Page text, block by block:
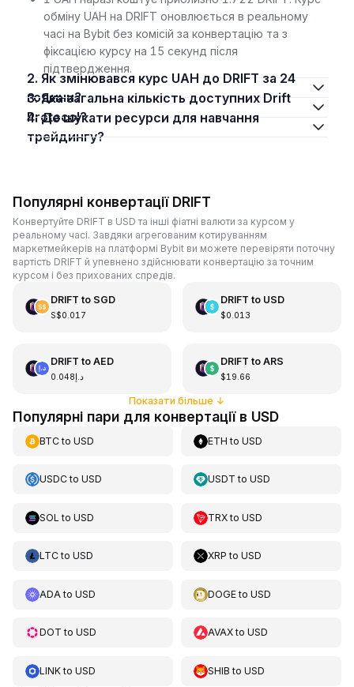
обміну UAH на DRIFT оновлюється в реальному
часі на Bybit без комісій за конвертацію та з
фіксацією курсу на 15 секунд після
підтвердження.
2. Як змінювався курс UAH до DRIFT за 24
години?
3. Яка загальна кількість доступних Drift
Protocol?
4. Де шукати ресурси для навчання
трейдингу?
Популярні конвертації DRIFT
Конвертуйте DRIFT в USD та інші фіатні валюти за курсом у
реальному часі. Завдяки агрегованим котируванням
маркетмейкерів на платформі Bybit ви можете перевіряти поточну
вартість DRIFT й упевнено здійснювати конвертацію за точним
курсом і без прихованих спредів.
DRIFT to SGD
S$0.017
DRIFT to USD
$0.013
DRIFT to AED
د.إ0.048
DRIFT to ARS
$19.66
Показати більше ↓
Популярні пари для конвертації в USD
BTCto USD ETH toUSD
USDCto USD USDT toUSD
SOL to USD TRXtoUSD
LTCto USD XRP toUSD
ADA to USD DOGEtoUSD
DOT to USD AVAXtoUSD
LINKto USD SHIB toUSD